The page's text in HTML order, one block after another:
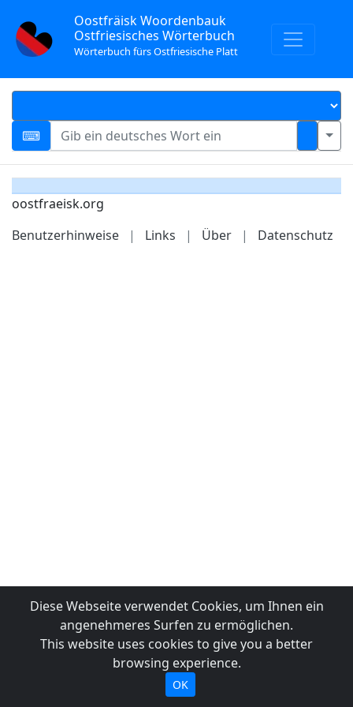
Oostfräisk Woordenbauk
Ostfriesisches Wörterbuch
Wörterbuch fürs Ostfriesische Platt
oostfraeisk.org
Benutzerhinweise
| Links | Über | Datenschutz
Diese Webseite verwendet Cookies, um Ihnen ein
angenehmeres Surfen zu ermöglichen.
This website uses cookies to give you a better
browsing experience.
OK